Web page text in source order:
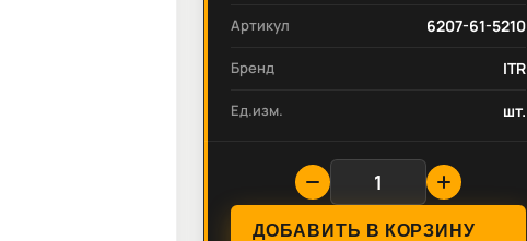
Артикул 6207-61-5210
Бренд ITR
Ед.изм. шт.
ДОБАВИТЬ В КОРЗИНУ